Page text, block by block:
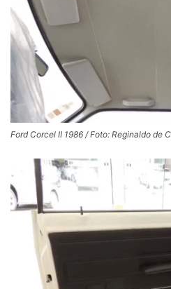
Ford Corcel II 1986 / Foto: Reginaldo de